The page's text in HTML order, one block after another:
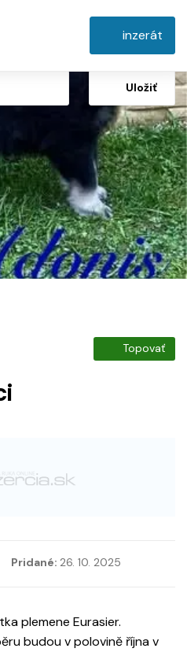
inzerát
Uložiť
Topovať
Pridané: 26. 10. 2025
plemene Eurasier.
budou v polovině října v